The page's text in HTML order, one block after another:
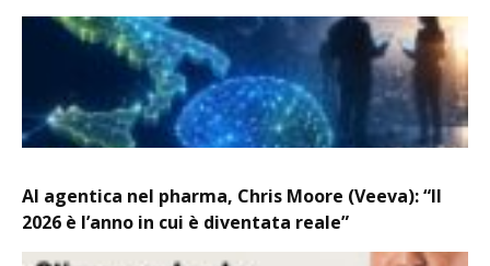
AI agentica nel pharma, Chris Moore (Veeva): “Il
2026 è l’anno in cui è diventata reale”